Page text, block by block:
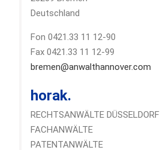
Deutschland
Fon 0421.33 11 12-90
Fax 0421.33 11 12-99
bremen@anwalthannover.com
horak.
RECHTSANWÄLTE DÜSSELDORF
FACHANWÄLTE
PATENTANWÄLTE